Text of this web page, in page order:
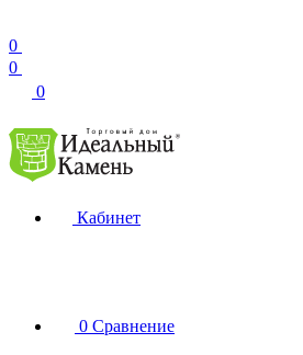
0
0
0
Кабинет
0 Сравнение